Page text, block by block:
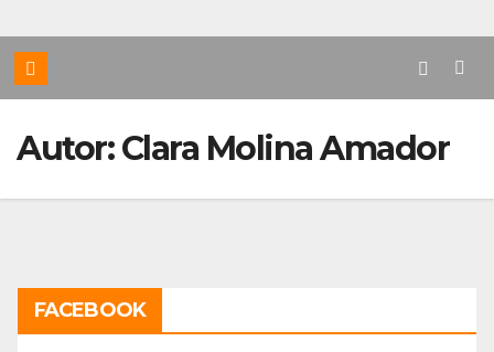
Autor:Clara Molina Amador
FACEBOOK